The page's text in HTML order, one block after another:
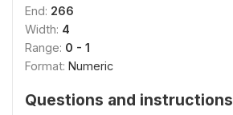
End: 266
Width: 4
Range: 0 - 1
Format: Numeric
Questions and instructions